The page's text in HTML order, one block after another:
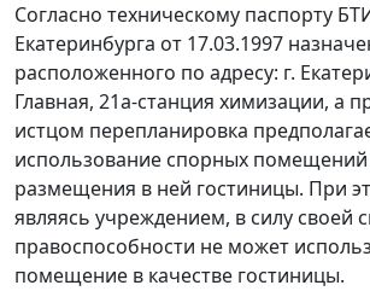
Согласно техническому паспорту
Екатеринбурга от 17.03.1997
расположенного по адресу: г.
Главная, 21а-станция химизации, а
истцом перепланировка
использование спорных помещений
размещения в ней гостиницы. При
являясь учреждением, в силу своей
правоспособности не может
помещение в качестве гостиницы.